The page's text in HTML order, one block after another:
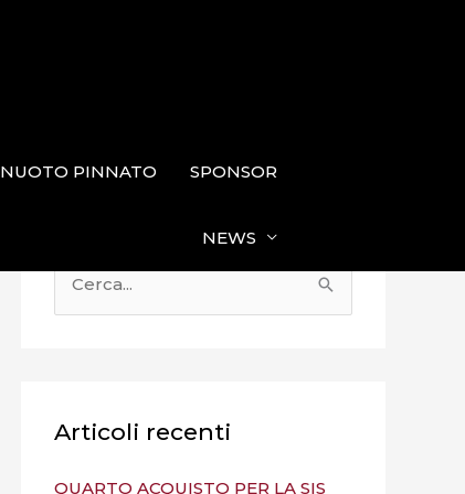
NUOTO PINNATO SPONSOR
NEWS
e
a
Articoli recenti
QUARTO ACQUISTO PER LA SIS